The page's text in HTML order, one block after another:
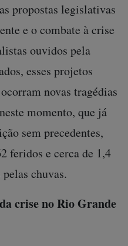
propostas legislativas
e o combate à crise
ouvidos pela
esses projetos
novas tragédias
momento, que já
sem precedentes,
feridos e cerca de 1,4
chuvas.
crise no Rio Grande